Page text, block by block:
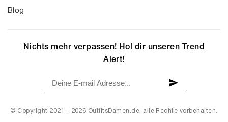
Blog
© Copyright 2021 - 2026 OutfitsDamen.de, alle Rechte vorbehalten.
Nichts mehr verpassen! Hol dir unseren Trend
Alert!